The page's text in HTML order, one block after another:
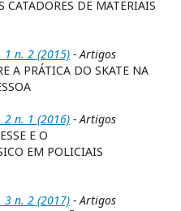
CATADORES DE MATERIAIS
1 n. 2 (2015) - Artigos
A PRÁTICA DO SKATE NA
2 n. 1 (2016) - Artigos
E O
EM POLICIAIS
3 n. 2 (2017) - Artigos